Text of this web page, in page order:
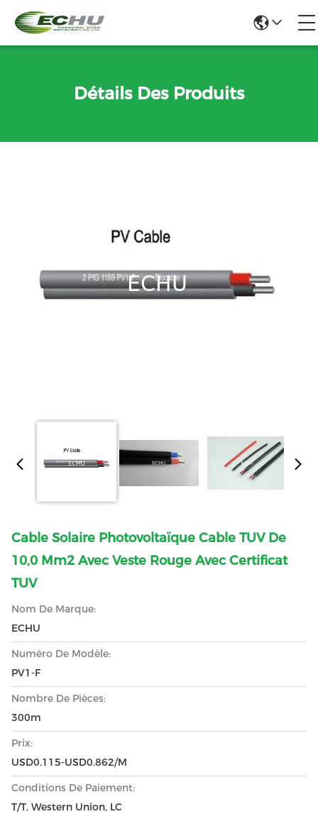
Détails Des Produits
Cable Solaire Photovoltaïque Cable TUV De
10,0 Mm2 Avec Veste Rouge Avec Certificat
TUV
Nom De Marque:
ECHU
Numéro De Modèle:
PV1-F
Nombre De Pièces:
300m
Prix:
USD0.115-USD0.862/M
Conditions De Paiement:
T/T, Western Union, LC